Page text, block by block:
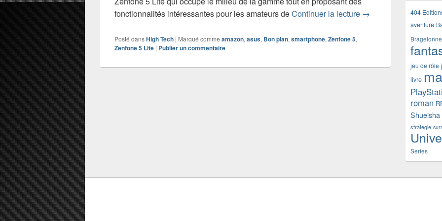
fonctionnalités intéressantes pour les amateurs deContinuer la lecture Zenfone 5 Lite : 100€
→
Posté dansHigh Tech | Marqué comme amazon, asus, Bon plan, smartphone, Zenfone 5,
Zenfone 5 Lite | Publier un commentaire
404
aventure
Bragelonne
jeu de rôle
livre
roman
Shueisha
stratégie
Series